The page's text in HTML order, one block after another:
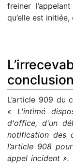
freiner
qu’elle est
L’article 909 du
« L'intimé
d'office, d'un
notification des
l’article 908
appel incident ».